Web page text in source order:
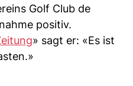
Golf Club de
positiv.
» sagt er: «Es ist